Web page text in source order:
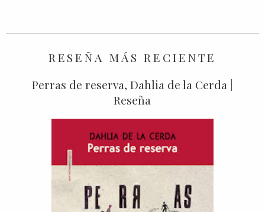
RESEÑA MÁS RECIENTE
Perras de reserva, Dahlia de la Cerda |
Reseña